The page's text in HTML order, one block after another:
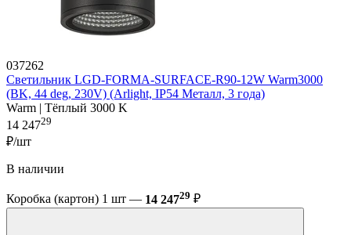
037262
Светильник LGD-FORMA-SURFACE-R90-12W Warm3000
(BK, 44 deg, 230V) (Arlight, IP54 Металл, 3 года)
Warm | Тёплый 3000 K
14 24729
₽/шт
В наличии
Коробка (картон) 1 шт — 14 24729 ₽